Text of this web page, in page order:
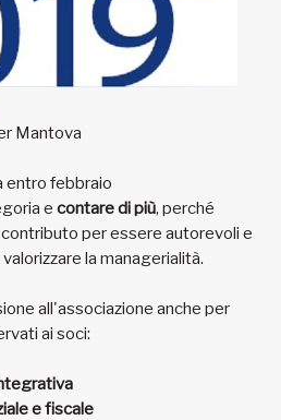
Mantova
entro febbraio
e contare di più, perché
per essere autorevoli e
la managerialità.
all'associazione anche per
ai soci:
e fiscale